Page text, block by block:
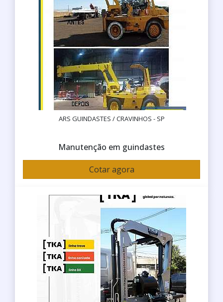
ARS GUINDASTES / CRAVINHOS - SP
Manutenção em guindastes
Cotar agora